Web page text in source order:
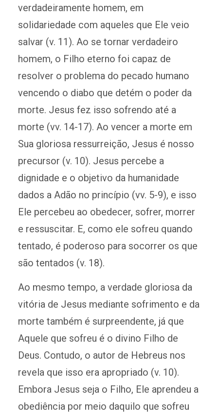
verdadeiramente homem, em
solidariedade com aqueles que Ele veio
salvar (v. 11). Ao se tornar verdadeiro
homem, o Filho eterno foi capaz de
resolver o problema do pecado humano
vencendo o diabo que detém o poder da
morte. Jesus fez isso sofrendo até a
morte (vv. 14-17). Ao vencer a morte em
Sua gloriosa ressurreição, Jesus é nosso
precursor (v. 10). Jesus percebe a
dignidade e o objetivo da humanidade
dados a Adão no princípio (vv. 5-9), e isso
Ele percebeu ao obedecer, sofrer, morrer
e ressuscitar. E, como ele sofreu quando
tentado, é poderoso para socorrer os que
são tentados (v. 18).
Ao mesmo tempo, a verdade gloriosa da
vitória de Jesus mediante sofrimento e da
morte também é surpreendente, já que
Aquele que sofreu é o divino Filho de
Deus. Contudo, o autor de Hebreus nos
revela que isso era apropriado (v. 10).
Embora Jesus seja o Filho, Ele aprendeu a
obediência por meio daquilo que sofreu